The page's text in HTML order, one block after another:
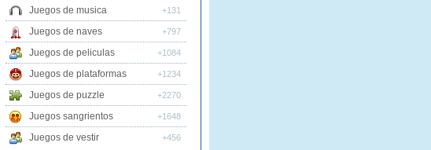
Juegos de musica +131
Juegos de naves +797
Juegos de peliculas +1084
Juegos de plataformas +1234
Juegos de puzzle +2270
Juegos sangrientos +1648
Juegos de vestir +456